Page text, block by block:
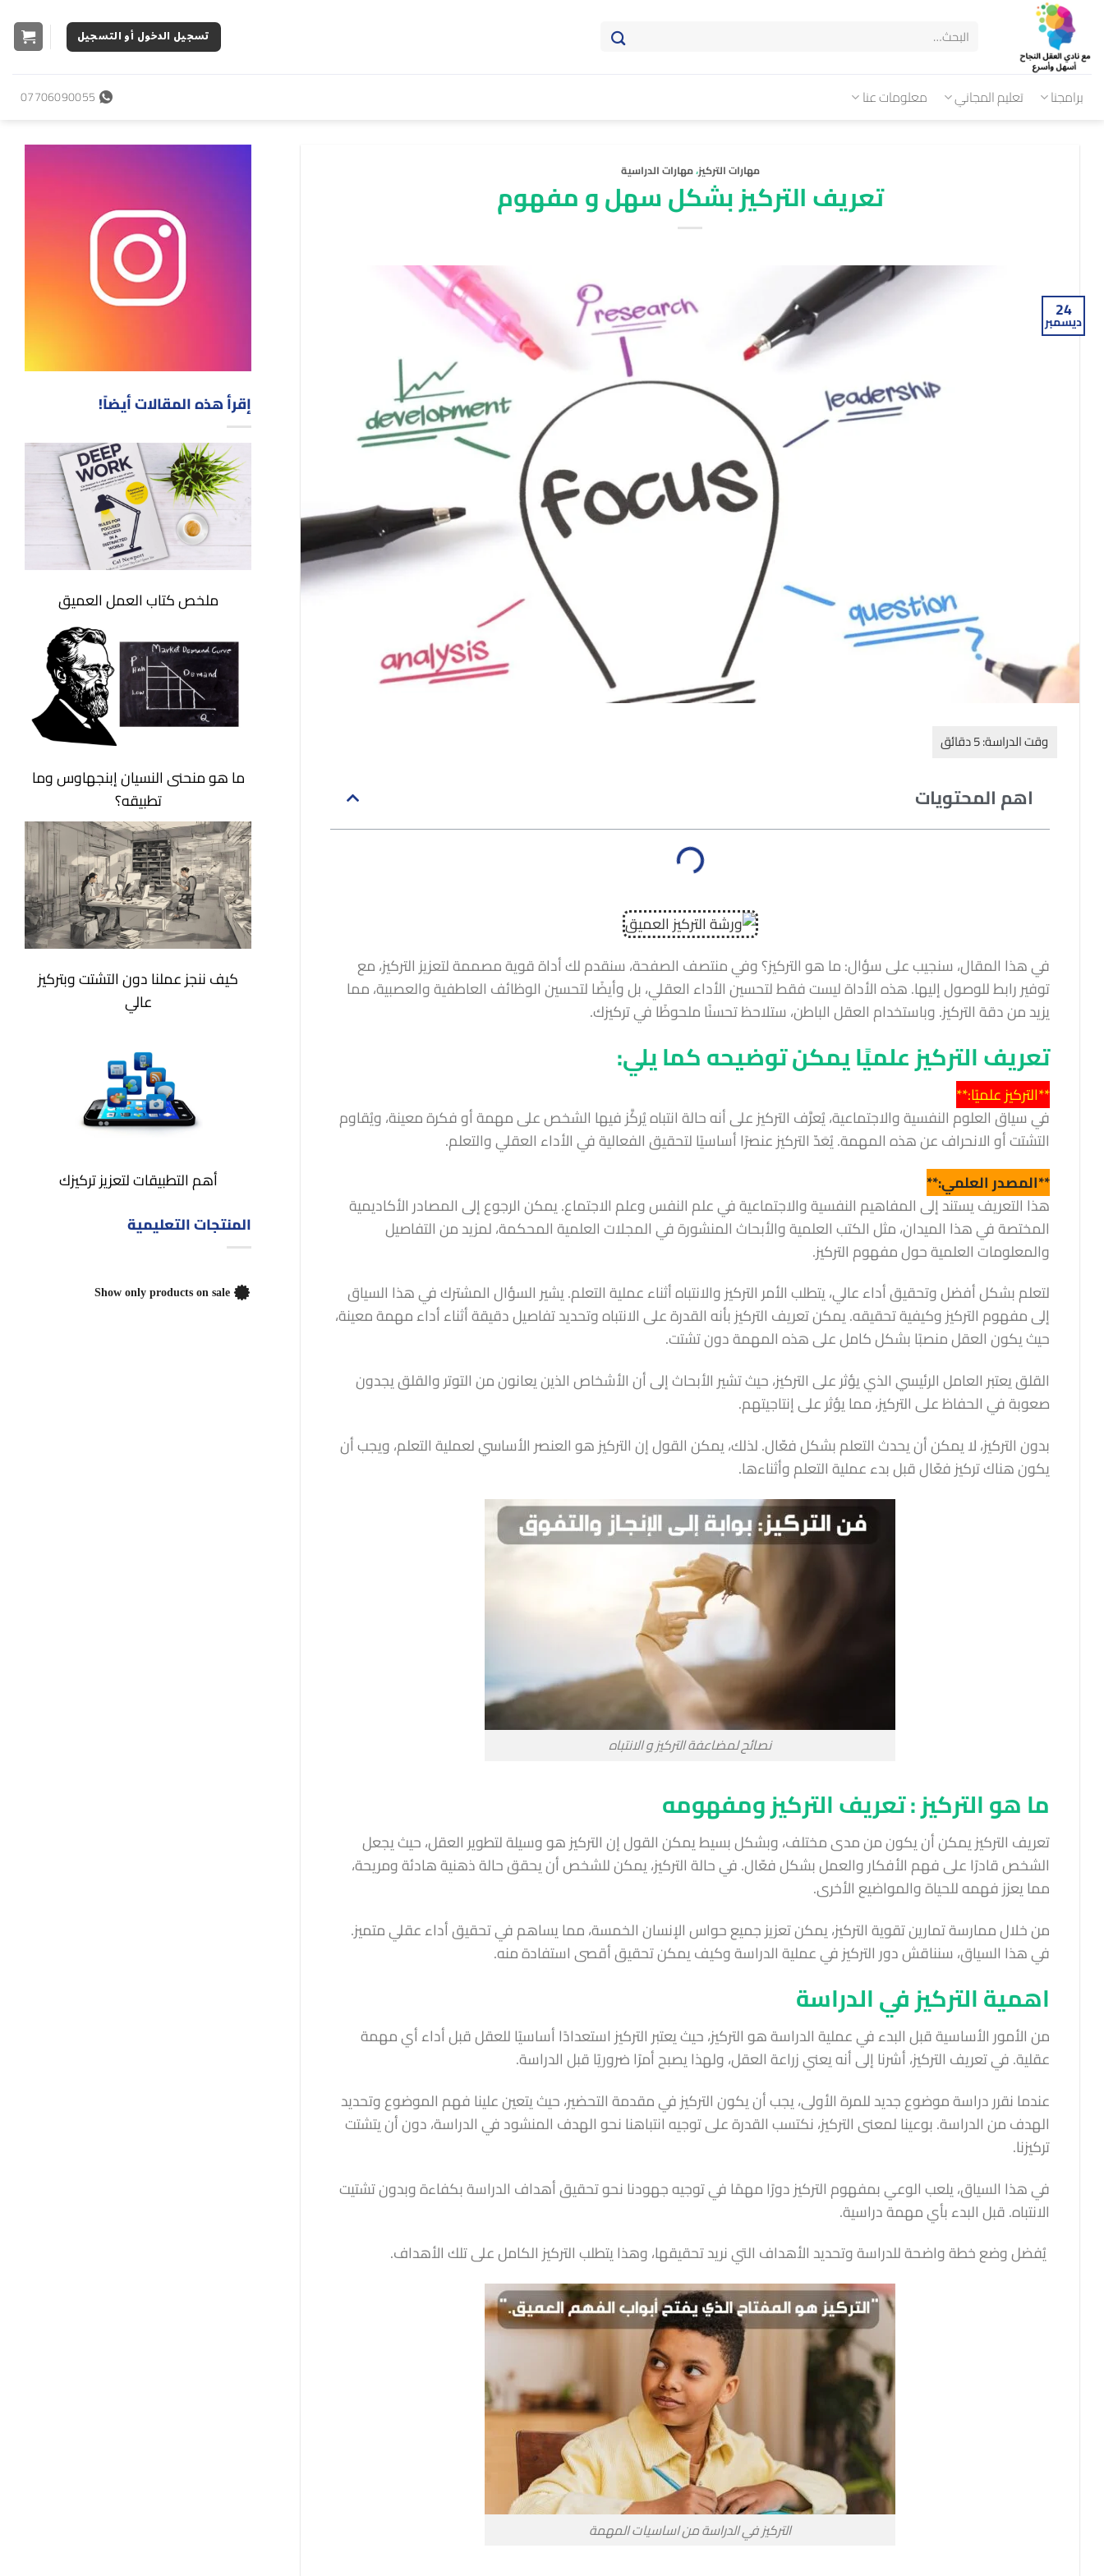
تسجيل الدخول أو التسجيل
برامجنا تعليم المجاني معلومات عنا 07706090055
مهارات التركيز،مهارات الدراسية
تعريف التركيز بشكل سهل و مفهوم
24
ديسمبر
اهم المحتويات
في هذا المقال، سنجيب على سؤال: ما هو التركيز؟ وفي منتصف الصفحة، سنقدم لك أداة قوية مصممة لتعزيز التركيز، مع
توفير رابط للوصول إليها. هذه الأداة ليست فقط لتحسين الأداء العقلي، بل وأيضًا لتحسين الوظائف العاطفية والعصبية، مما
يزيد من دقة التركيز. وباستخدام العقل الباطن، ستلاحظ تحسنًا ملحوظًا في تركيزك.
تعريف التركيز علميًا يمكن توضيحه كما يلي:
**التركيز علميًا:**
في سياق العلوم النفسية والاجتماعية، يُعرَّف التركيز على أنه حالة انتباه يُركَّز فيها الشخص على مهمة أو فكرة معينة، ويُقاوم
التشتت أو الانحراف عن هذه المهمة. يُعَدّ التركيز عنصرًا أساسيًا لتحقيق الفعالية في الأداء العقلي والتعلم.
**المصدر العلمي:**
هذا التعريف يستند إلى المفاهيم النفسية والاجتماعية في علم النفس وعلم الاجتماع. يمكن الرجوع إلى المصادر الأكاديمية
المختصة في هذا الميدان، مثل الكتب العلمية والأبحاث المنشورة في المجلات العلمية المحكمة، لمزيد من التفاصيل
والمعلومات العلمية حول مفهوم التركيز.
لتعلم بشكل أفضل وتحقيق أداء عالي، يتطلب الأمر التركيز والانتباه أثناء عملية التعلم. يشير السؤال المشترك في هذا السياق
إلى مفهوم التركيز وكيفية تحقيقه. يمكن تعريف التركيز بأنه القدرة على الانتباه وتحديد تفاصيل دقيقة أثناء أداء مهمة معينة،
حيث يكون العقل منصبًا بشكل كامل على هذه المهمة دون تشتت.
القلق يعتبر العامل الرئيسي الذي يؤثر على التركيز، حيث تشير الأبحاث إلى أن الأشخاص الذين يعانون من التوتر والقلق يجدون
صعوبة في الحفاظ على التركيز، مما يؤثر على إنتاجيتهم.
بدون التركيز، لا يمكن أن يحدث التعلم بشكل فعّال. لذلك، يمكن القول إن التركيز هو العنصر الأساسي لعملية التعلم، ويجب أن
يكون هناك تركيز فعّال قبل بدء عملية التعلم وأثناءها.
نصائح لمضاعفة التركيز و الانتباه
ما هو التركيز : تعريف التركيز ومفهومه
تعريف التركيز يمكن أن يكون من مدى مختلف، وبشكل بسيط يمكن القول إن التركيز هو وسيلة لتطوير العقل، حيث يجعل
الشخص قادرًا على فهم الأفكار والعمل بشكل فعّال. في حالة التركيز، يمكن للشخص أن يحقق حالة ذهنية هادئة ومريحة،
مما يعزز فهمه للحياة والمواضيع الأخرى.
من خلال ممارسة تمارين تقوية التركيز، يمكن تعزيز جميع حواس الإنسان الخمسة، مما يساهم في تحقيق أداء عقلي متميز.
في هذا السياق، سنناقش دور التركيز في عملية الدراسة وكيف يمكن تحقيق أقصى استفادة منه.
اهمية التركيز في الدراسة
من الأمور الأساسية قبل البدء في عملية الدراسة هو التركيز، حيث يعتبر التركيز استعدادًا أساسيًا للعقل قبل أداء أي مهمة
عقلية. في تعريف التركيز، أشرنا إلى أنه يعني زراعة العقل، ولهذا يصبح أمرًا ضروريًا قبل الدراسة.
عندما نقرر دراسة موضوع جديد للمرة الأولى، يجب أن يكون التركيز في مقدمة التحضير، حيث يتعين علينا فهم الموضوع وتحديد
الهدف من الدراسة. بوعينا لمعنى التركيز، نكتسب القدرة على توجيه انتباهنا نحو الهدف المنشود في الدراسة، دون أن يتشتت
تركيزنا.
في هذا السياق، يلعب الوعي بمفهوم التركيز دورًا مهمًا في توجيه جهودنا نحو تحقيق أهداف الدراسة بكفاءة وبدون تشتيت
الانتباه. قبل البدء بأي مهمة دراسية.
يُفضل وضع خطة واضحة للدراسة وتحديد الأهداف التي نريد تحقيقها، وهذا يتطلب التركيز الكامل على تلك الأهداف.
التركيز في الدراسة من اساسيات المهمة
إقرأ هذه المقالات أيضاً!
ملخص كتاب العمل العميق
ما هو منحنى النسيان إبنجهاوس وما
تطبيقه؟
كيف ننجز عملنا دون التشتت وبتركيز
عالي
أهم التطبيقات لتعزيز تركيزك
المنتجات التعليمية
Show only products on sale